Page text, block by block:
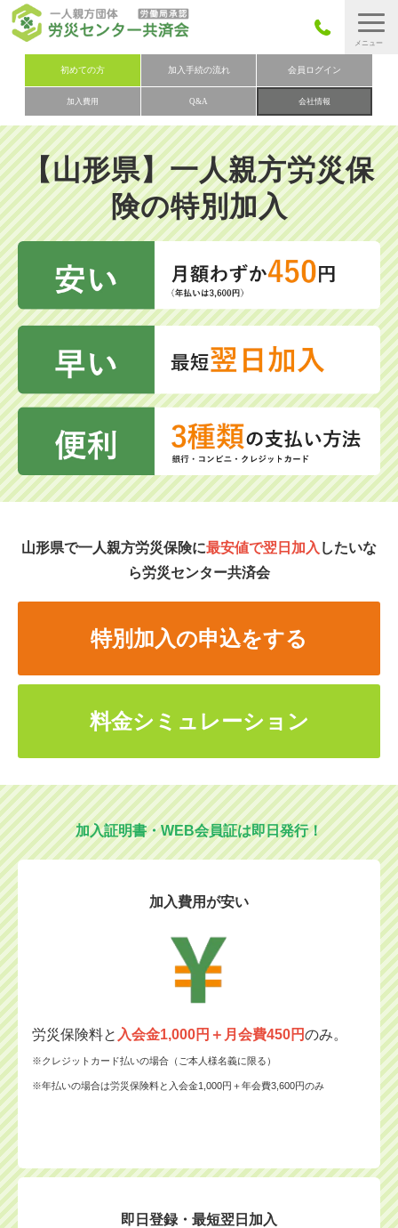
初めての方 加入手続の流れ 会員ログイン
加入費用 Q&A 会社情報
労災保険とは
労災保険の取りまとめ
労災保険加入手続きの流れ
加入費用
加入申込み
会社概要
お問い合わせ
会員メニュー
【山形県】一人親方労災保
険の特別加入
山形県で一人親方労災保険に最安値で翌日加入 したいな
ら労災センター共済会
特別加入の申込をする
料金シミュレーション
加入証明書・WEB会員証は即日発行！
加入費用が安い
労災保険料と 入会金1,000円＋月会費450円のみ。
※クレジットカード払いの場合（ご本人様名義に限る）
※年払いの場合は労災保険料と入会金1,000円＋年会費3,600円のみ
即日登録・最短翌日加入